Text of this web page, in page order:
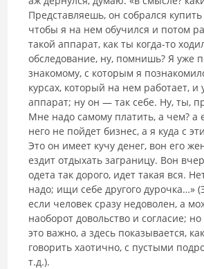
Представляешь, он собрался
чтобы я на нем обучился и потом
такой аппарат, как ты когда-то
обследование, ну, помнишь? Я уже
знакомому, с которым я
курсах, который на нем работает, и
аппарат; ну он — так себе. Ну, ты,
Мне надо самому платить, а чем? а
него не пойдет бизнес, а я куда с
Это он имеет кучу денег, вон его
ездит отдыхать заграницу. Вон
одета так дорого, идет такая вся.
надо; ищи себе другого дурочка…»
если человек сразу недоволен, а
наоборот довольство и согласие;
это важно, а здесь показывается,
говорить хаотично, с пустыми
т.д.).